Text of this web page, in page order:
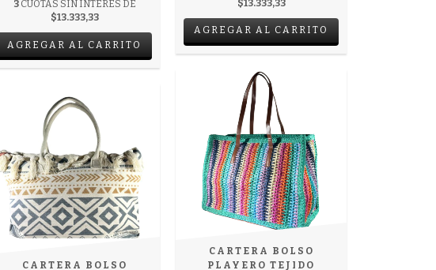
3 CUOTAS SIN INTERÉS DE
$13.333,33
$13.333,33
AGREGAR AL CARRITO
CARTERA BOLSO
CARTERA BOLSO
PLAYERO TEJIDO